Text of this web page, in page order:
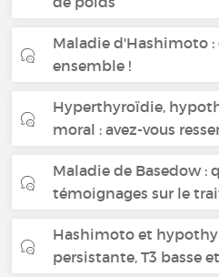
Maladie d'Hashimoto :
ensemble !
Hyperthyroïdie,
moral : avez-vous
Maladie de Basedow :
témoignages sur le
Hashimoto et
persistante, T3 basse